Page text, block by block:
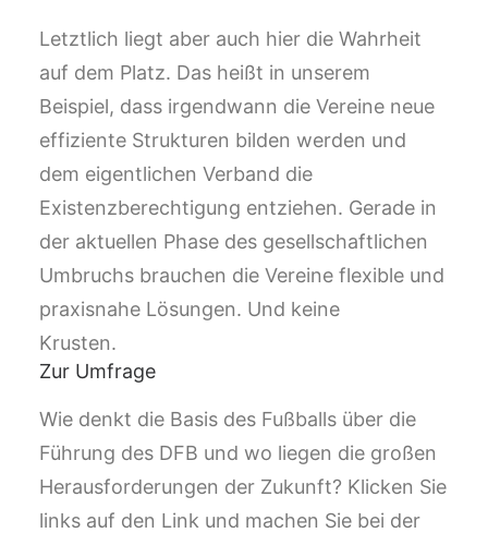
Letztlich liegt aber auch hier die Wahrheit
auf dem Platz. Das heißt in unserem
Beispiel, dass irgendwann die Vereine neue
effiziente Strukturen bilden werden und
dem eigentlichen Verband die
Existenzberechtigung entziehen. Gerade in
der aktuellen Phase des gesellschaftlichen
Umbruchs brauchen die Vereine flexible und
praxisnahe Lösungen. Und keine
Krusten.
Zur Umfrage
Wie denkt die Basis des Fußballs über die
Führung des DFB und wo liegen die großen
Herausforderungen der Zukunft? Klicken Sie
links auf den Link und machen Sie bei der